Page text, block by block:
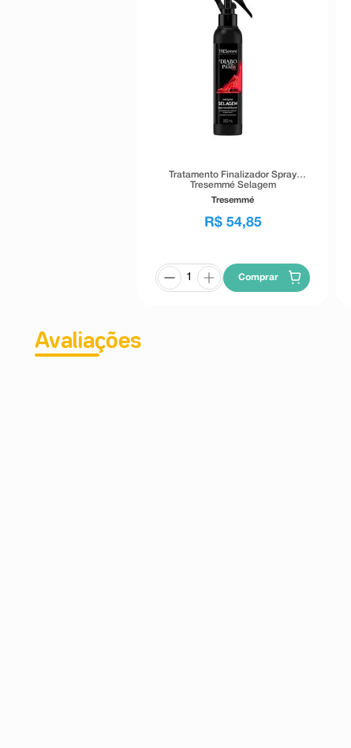
Tratamento Finalizador Spray
Tresemmé Selagem
Impermeabilizante 180ml
Tresemmé
R$ 54,85
Comprar
Avaliações